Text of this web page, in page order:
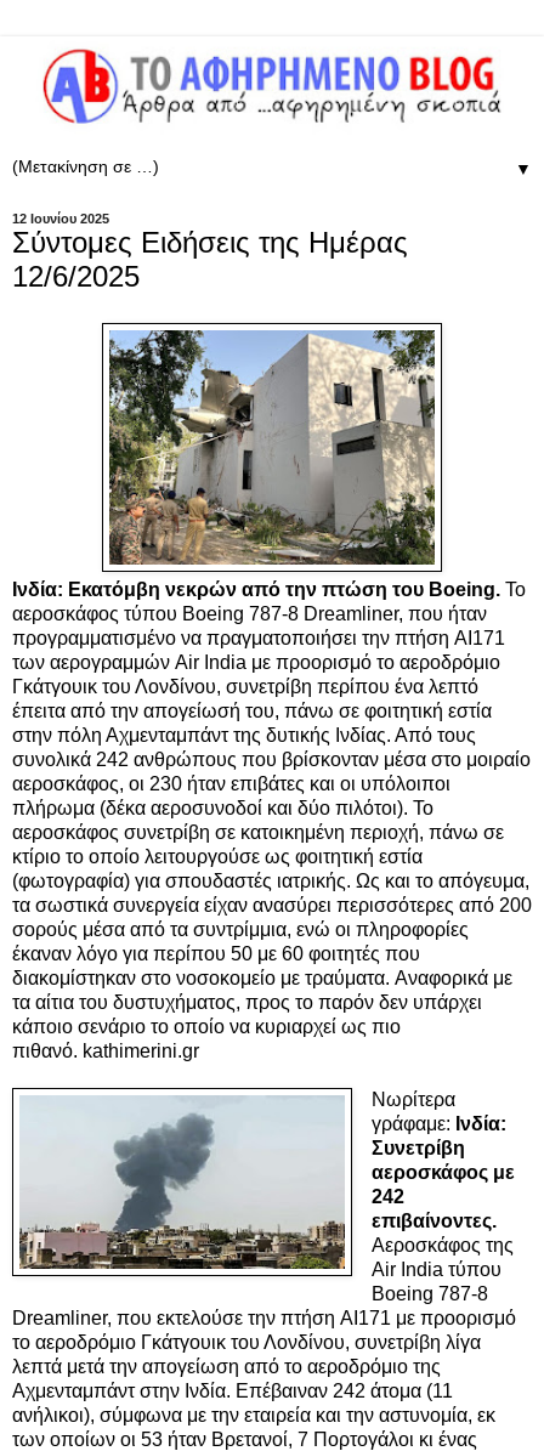
▼
12 Ιουνίου 2025
Σύντομες Ειδήσεις της Ημέρας
12/6/2025
Ινδία: Εκατόμβη νεκρών από την πτώση του Boeing. Το
αεροσκάφος τύπου Boeing 787-8 Dreamliner, που ήταν
προγραμματισμένο να πραγματοποιήσει την πτήση AI171
των αερογραμμών Air India με προορισμό το αεροδρόμιο
Γκάτγουικ του Λονδίνου, συνετρίβη περίπου ένα λεπτό
έπειτα από την απογείωσή του, πάνω σε φοιτητική εστία
στην πόλη Αχμενταμπάντ της δυτικής Ινδίας. Από τους
συνολικά 242 ανθρώπους που βρίσκονταν μέσα στο μοιραίο
αεροσκάφος, οι 230 ήταν επιβάτες και οι υπόλοιποι
πλήρωμα (δέκα αεροσυνοδοί και δύο πιλότοι). Το
αεροσκάφος συνετρίβη σε κατοικημένη περιοχή, πάνω σε
κτίριο το οποίο λειτουργούσε ως φοιτητική εστία
(φωτογραφία) για σπουδαστές ιατρικής. Ως και το απόγευμα,
τα σωστικά συνεργεία είχαν ανασύρει περισσότερες από 200
σορούς μέσα από τα συντρίμμια, ενώ οι πληροφορίες
έκαναν λόγο για περίπου 50 με 60 φοιτητές που
διακομίστηκαν στο νοσοκομείο με τραύματα. Αναφορικά με
τα αίτια του δυστυχήματος, προς το παρόν δεν υπάρχει
κάποιο σενάριο το οποίο να κυριαρχεί ως πιο
πιθανό. kathimerini.gr
Νωρίτερα
γράφαμε: Ινδία:
Συνετρίβη
αεροσκάφος με
242
επιβαίνοντες.
Αεροσκάφος της
Air India τύπου
Boeing 787-8
Dreamliner, που εκτελούσε την πτήση AI171 με προορισμό
το αεροδρόμιο Γκάτγουικ του Λονδίνου, συνετρίβη λίγα
λεπτά μετά την απογείωση από το αεροδρόμιο της
Αχμενταμπάντ στην Ινδία. Επέβαιναν 242 άτομα (11
ανήλικοι), σύμφωνα με την εταιρεία και την αστυνομία, εκ
των οποίων οι 53 ήταν Βρετανοί, 7 Πορτογάλοι κι ένας